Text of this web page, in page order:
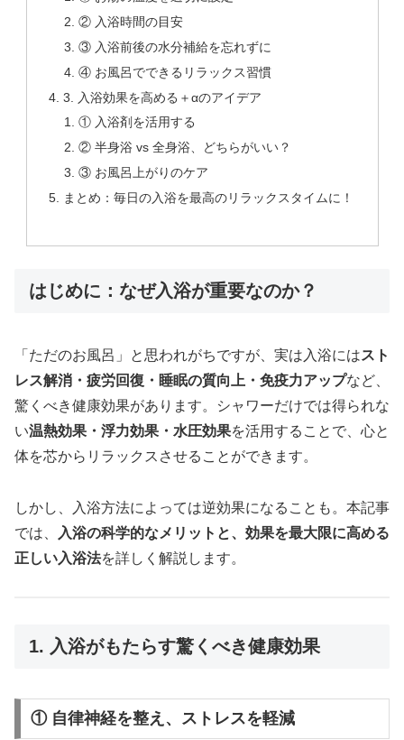
② 入浴時間の目安
③ 入浴前後の水分補給を忘れずに
④ お風呂でできるリラックス習慣
3. 入浴効果を高める＋αのアイデア
① 入浴剤を活用する
② 半身浴 vs 全身浴、どちらがいい？
③ お風呂上がりのケア
まとめ：毎日の入浴を最高のリラックスタイムに！
はじめに：なぜ入浴が重要なのか？
「ただのお風呂」と思われがちですが、実は入浴にはスト
レス解消・疲労回復・睡眠の質向上・免疫力アップなど、
驚くべき健康効果があります。シャワーだけでは得られな
い温熱効果・浮力効果・水圧効果を活用することで、心と
体を芯からリラックスさせることができます。
しかし、入浴方法によっては逆効果になることも。本記事
では、
入浴の科学的なメリットと、効果を最大限に高める
正しい入浴法を詳しく解説します。
1. 入浴がもたらす驚くべき健康効果
① 自律神経を整え、ストレスを軽減